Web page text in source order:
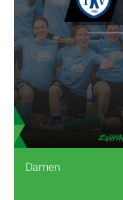
Damen